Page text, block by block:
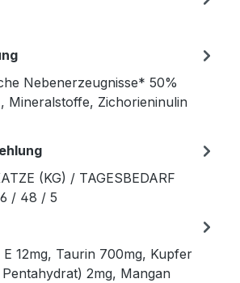
Nebenerzeugnisse* 50%
Mineralstoffe, Zichorieninulin
(KG) / TAGESBEDARF
/ 48 / 5
E 12mg, Taurin 700mg, Kupfer
2mg, Mangan